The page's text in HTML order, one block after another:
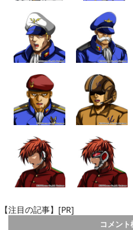
【注目の記事】[PR]
コメン